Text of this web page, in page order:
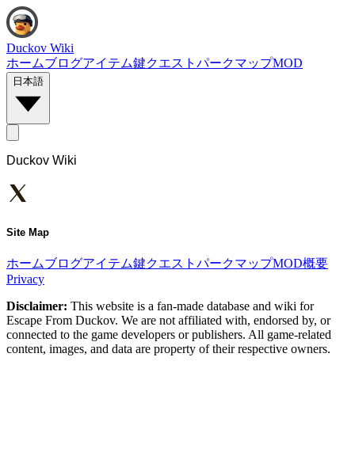
Duckov Wiki
ホームブログアイテム鍵クエスト パークマップMOD
日本語
Duckov Wiki
Site Map
ホームブログアイテム鍵クエスト パークマップMOD概要
Privacy
Disclaimer: This website is a fan-made database and wiki for
Escape From Duckov. We are not affiliated with, endorsed by, or
connected to the game developers or publishers. All game-related
content, images, and data are property of their respective owners.